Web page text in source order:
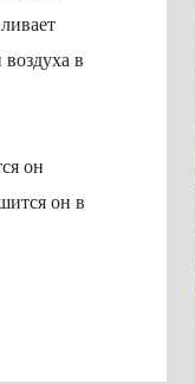
в
он
он в